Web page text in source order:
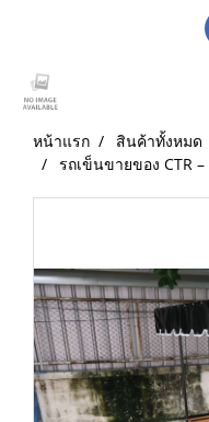
หน้าแรก สินค้าทั้งหมด
รถเข็นขายของ CTR –